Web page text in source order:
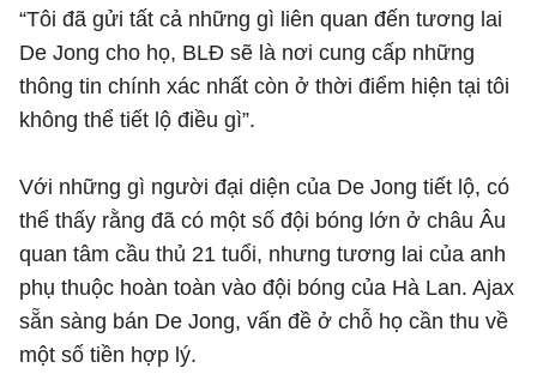
“Tôi đã gửi tất cả những gì liên quan đến tương lai
De Jong cho họ, BLĐ sẽ là nơi cung cấp những
thông tin chính xác nhất còn ở thời điểm hiện tại tôi
không thể tiết lộ điều gì”.
Với những gì người đại diện của De Jong tiết lộ, có
thể thấy rằng đã có một số đội bóng lớn ở châu Âu
quan tâm cầu thủ 21 tuổi, nhưng tương lai của anh
phụ thuộc hoàn toàn vào đội bóng của Hà Lan. Ajax
sẵn sàng bán De Jong, vấn đề ở chỗ họ cần thu về
một số tiền hợp lý.